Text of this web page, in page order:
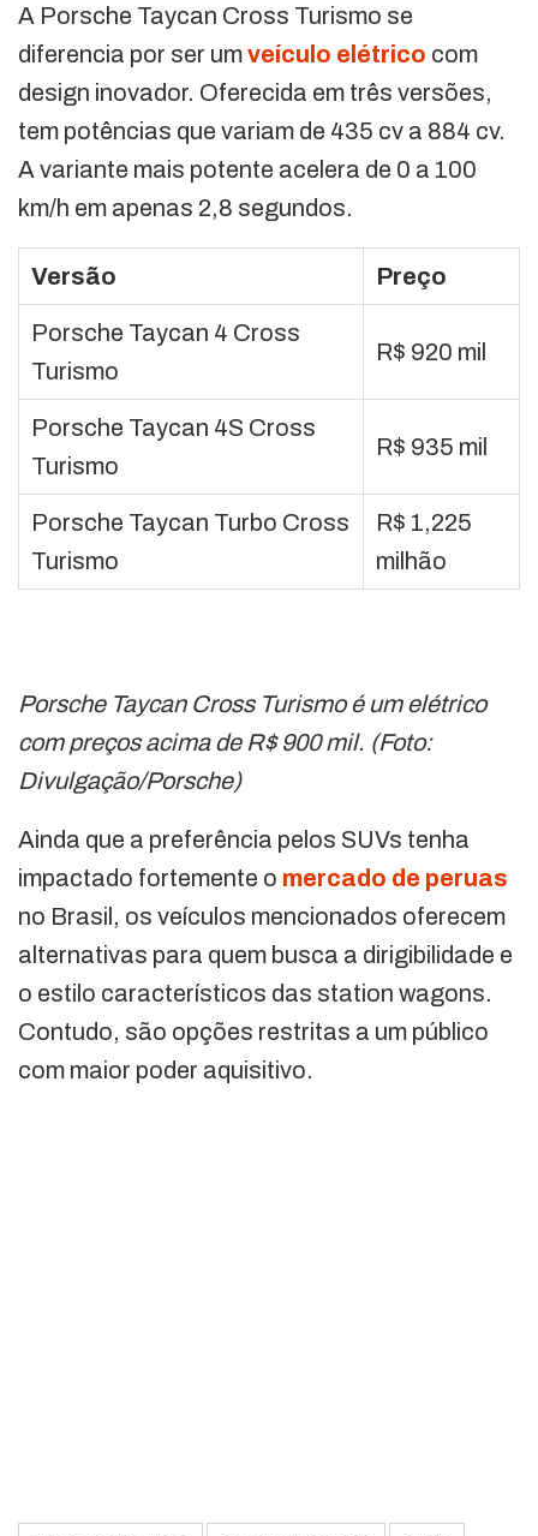
A Porsche Taycan Cross Turismo se
diferencia por ser umveículo elétrico com
design inovador. Oferecida em três versões,
tem potências que variam de 435 cv a 884 cv.
A variante mais potente acelera de 0 a 100
km/h em apenas 2,8 segundos.
Versão Preço
Porsche Taycan 4 Cross
Turismo
R$ 920 mil
Porsche Taycan 4S Cross
Turismo
R$ 935 mil
Porsche Taycan Turbo Cross
Turismo
R$ 1,225
milhão
Porsche Taycan Cross Turismo é um elétrico
com preços acima de R$ 900 mil. (Foto:
Divulgação/Porsche)
Ainda que a preferência pelos SUVs tenha
impactado fortemente o mercado de peruas
no Brasil, os veículos mencionados oferecem
alternativas para quem busca a dirigibilidade e
o estilo característicos das station wagons.
Contudo, são opções restritas a um público
com maior poder aquisitivo.